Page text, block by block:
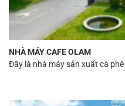
NHÀ MÁY CAFE OLAM
Đây là nhà máy sản xuất cà